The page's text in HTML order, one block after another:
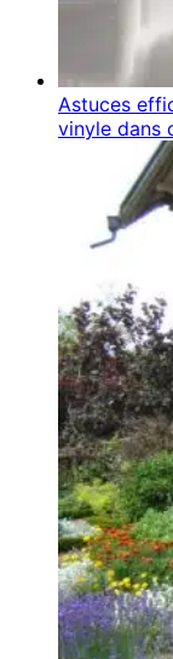
Astuces
vinyle dans